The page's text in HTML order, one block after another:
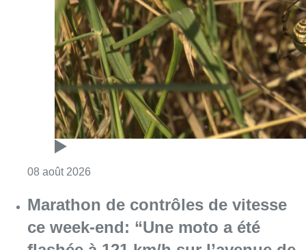
Marathon de contrôles de vitesse
ce week-end: “Une moto a été
flashée à 121 km/h sur l’avenue de
Tervuren”